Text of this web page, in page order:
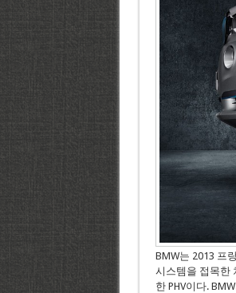
BMW는 2013 프
시스템을 접목한
한 PHV이다.